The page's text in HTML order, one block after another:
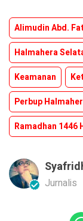
Alimudin Abd.
Halmahera
Keamanan
Perbup
Ramadhan 1446
Jurnalis